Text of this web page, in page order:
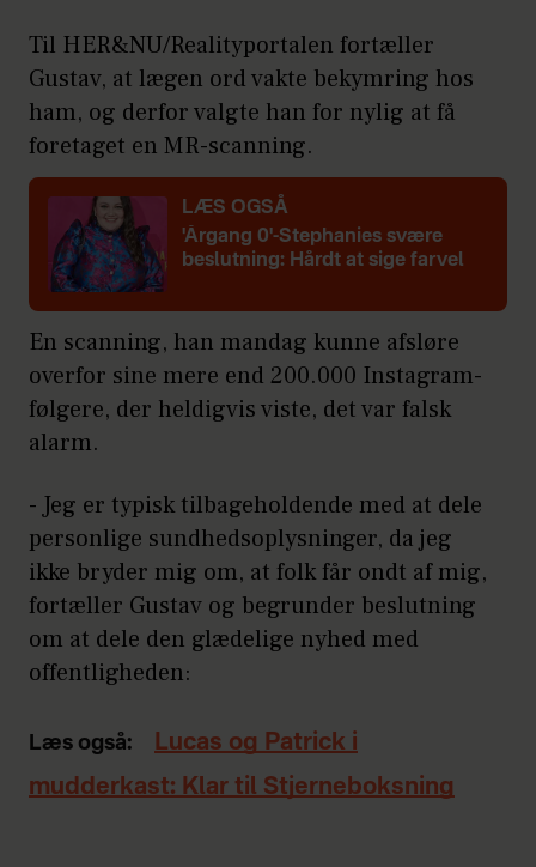
Til HER&NU/Realityportalen fortæller
Gustav, at lægen ord vakte bekymring hos
ham, og derfor valgte han for nylig at få
foretaget en MR-scanning.
LÆS OGSÅ
'Årgang 0'-Stephanies svære
beslutning: Hårdt at sige farvel
En scanning, han mandag kunne afsløre
overfor sine mere end 200.000 Instagram-
følgere, der heldigvis viste, det var falsk
alarm.
- Jeg er typisk tilbageholdende med at dele
personlige sundhedsoplysninger, da jeg
ikke bryder mig om, at folk får ondt af mig,
fortæller Gustav og begrunder beslutning
om at dele den glædelige nyhed med
offentligheden:
Læs også:
Lucas og Patrick i
mudderkast: Klar til Stjerneboksning